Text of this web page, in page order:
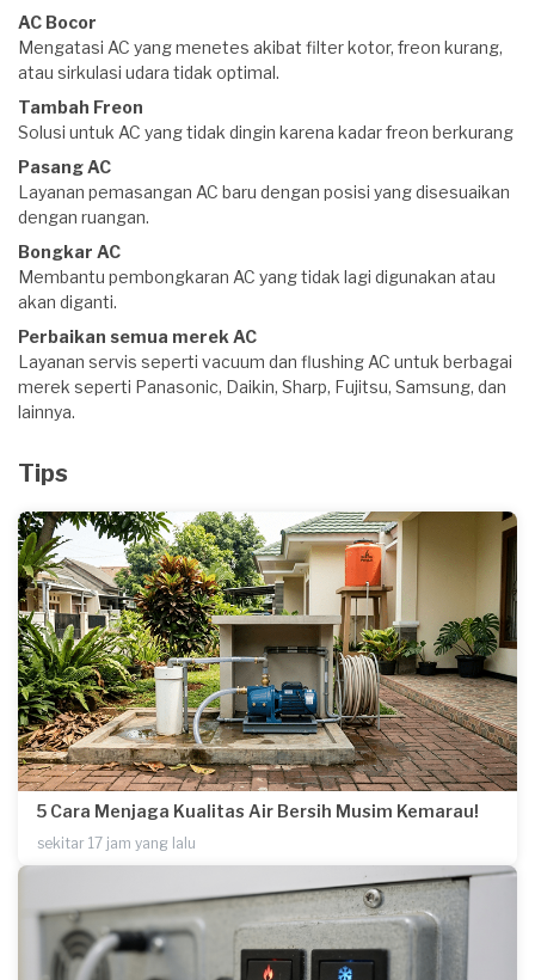
AC Bocor
Mengatasi AC yang menetes akibat filter kotor, freon kurang,
atau sirkulasi udara tidak optimal.
Tambah Freon
Solusi untuk AC yang tidak dingin karena kadar freon berkurang
Pasang AC
Layanan pemasangan AC baru dengan posisi yang disesuaikan
dengan ruangan.
Bongkar AC
Membantu pembongkaran AC yang tidak lagi digunakan atau
akan diganti.
Perbaikan semua merek AC
Layanan servis seperti vacuum dan flushing AC untuk berbagai
merek seperti Panasonic, Daikin, Sharp, Fujitsu, Samsung, dan
lainnya.
Tips
5 Cara Menjaga Kualitas Air Bersih Musim Kemarau!
sekitar 17 jam yang lalu